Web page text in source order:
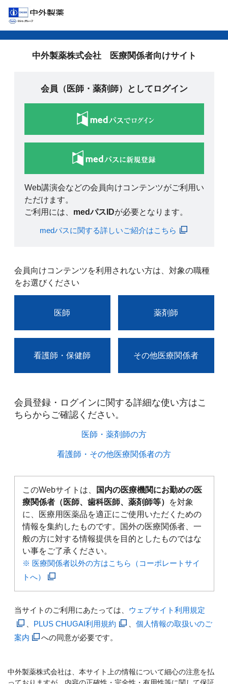
中外製薬株式会社 医療関係者向けサイト
会員（医師・薬剤師）としてログイン
Web講演会などの会員向けコンテンツがご利用い
ただけます。
ご利用には、 medパスIDが必要となります。
medパスに関する詳しいご紹介はこちら
会員向けコンテンツを利用されない方は、対象の職種
をお選びください
医師 薬剤師
看護師・保健師 その他医療関係者
会員登録・ログインに関する詳細な使い方はこ
ちらからご確認ください。​
医師・薬剤師の方​
看護師・その他医療関係者の方​
このWebサイトは、
国内の医療機関にお勤めの医
療関係者（医師、歯科医師、薬剤師等）
を対象
に、医療用医薬品を適正にご使用いただくための
情報を集約したものです。国外の医療関係者、一
般の方に対する情報提供を目的としたものではな
い事をご了承ください。
※ 医療関係者以外の方はこちら（コーポレートサイ
トへ）
当サイトのご利用にあたっては、 ウェブサイト利用規定
PLUS CHUGAI利用規約
個人情報の取扱いのご
案内
への同意が必要です。
中外製薬株式会社は、本サイト上の情報について細心の注意を払
っておりますが、内容の正確性・完全性・有用性等に関して保証